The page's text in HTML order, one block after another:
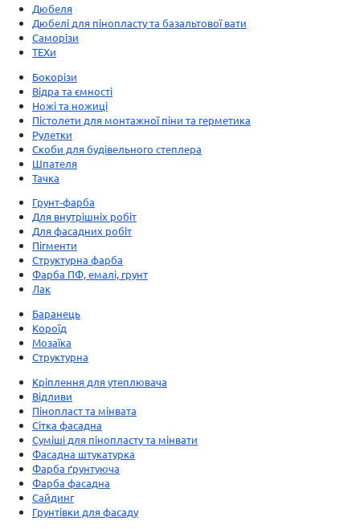
Дюбеля
Дюбелі для пінопласту та базальтової вати
Саморізи
ТЕХи
Бокорізи
Відра та ємності
Ножі та ножиці
Пістолети для монтажної піни та герметика
Рулетки
Скоби для будівельного степлера
Шпателя
Тачка
Грунт-фарба
Для внутрішніх робіт
Для фасадних робіт
Пігменти
Структурна фарба
Фарба ПФ, емалі, грунт
Лак
Баранець
Короїд
Мозаїка
Структурна
Кріплення для утеплювача
Відливи
Пінопласт та мінвата
Сітка фасадна
Суміші для пінопласту та мінвати
Фасадна штукатурка
Фарба ґрунтуюча
Фарба фасадна
Сайдинг
Грунтівки для фасаду